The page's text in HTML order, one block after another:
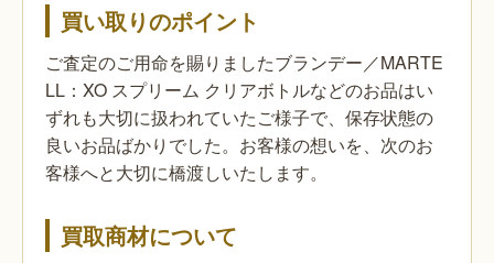
買い取りのポイント
ご査定のご用命を賜りましたブランデー／MARTE
LL：XO スプリーム クリアボトルなどのお品はい
ずれも大切に扱われていたご様子で、保存状態の
良いお品ばかりでした。お客様の想いを、次のお
客様へと大切に橋渡しいたします。
買取商材について